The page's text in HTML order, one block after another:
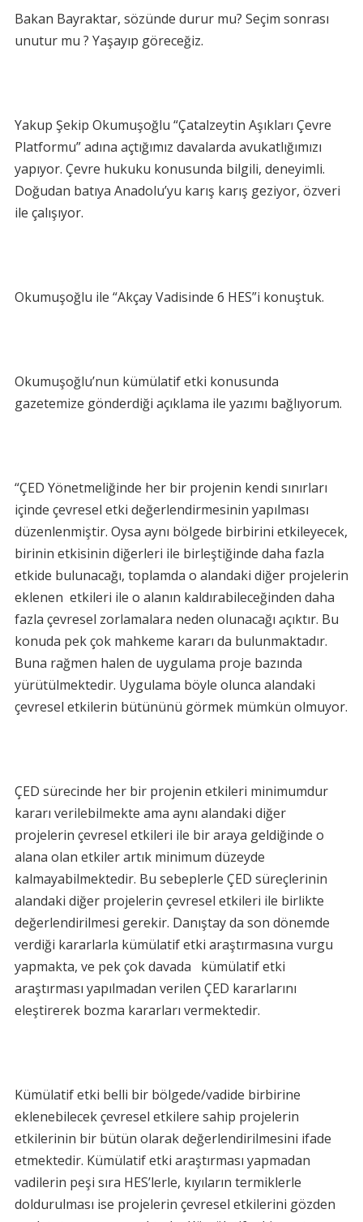
Bakan Bayraktar, sözünde durur mu? Seçim sonrası
unutur mu ? Yaşayıp göreceğiz.
Yakup Şekip Okumuşoğlu “Çatalzeytin Aşıkları Çevre
Platformu” adına açtığımız davalarda avukatlığımızı
yapıyor. Çevre hukuku konusunda bilgili, deneyimli.
Doğudan batıya Anadolu’yu karış karış geziyor, özveri
ile çalışıyor.
Okumuşoğlu ile “Akçay Vadisinde 6 HES”i konuştuk.
Okumuşoğlu’nun kümülatif etki konusunda
gazetemize gönderdiği açıklama ile yazımı bağlıyorum.
“ÇED Yönetmeliğinde her bir projenin kendi sınırları
içinde çevresel etki değerlendirmesinin yapılması
düzenlenmiştir. Oysa aynı bölgede birbirini etkileyecek,
birinin etkisinin diğerleri ile birleştiğinde daha fazla
etkide bulunacağı, toplamda o alandaki diğer projelerin
eklenen etkileri ile o alanın kaldırabileceğinden daha
fazla çevresel zorlamalara neden olunacağı açıktır. Bu
konuda pek çok mahkeme kararı da bulunmaktadır.
Buna rağmen halen de uygulama proje bazında
yürütülmektedir. Uygulama böyle olunca alandaki
çevresel etkilerin bütününü görmek mümkün olmuyor.
ÇED sürecinde her bir projenin etkileri minimumdur
kararı verilebilmekte ama aynı alandaki diğer
projelerin çevresel etkileri ile bir araya geldiğinde o
alana olan etkiler artık minimum düzeyde
kalmayabilmektedir. Bu sebeplerle ÇED süreçlerinin
alandaki diğer projelerin çevresel etkileri ile birlikte
değerlendirilmesi gerekir. Danıştay da son dönemde
verdiği kararlarla kümülatif etki araştırmasına vurgu
yapmakta, ve pek çok davada kümülatif etki
araştırması yapılmadan verilen ÇED kararlarını
eleştirerek bozma kararları vermektedir.
Kümülatif etki belli bir bölgede/vadide birbirine
eklenebilecek çevresel etkilere sahip projelerin
etkilerinin bir bütün olarak değerlendirilmesini ifade
etmektedir. Kümülatif etki araştırması yapmadan
vadilerin peşi sıra HES’lerle, kıyıların termiklerle
doldurulması ise projelerin çevresel etkilerini gözden